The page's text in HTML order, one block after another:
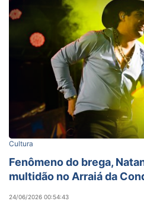
Cultura
Fenômeno do brega,
multidão no Arraiá da
24/06/2026 00:54:43